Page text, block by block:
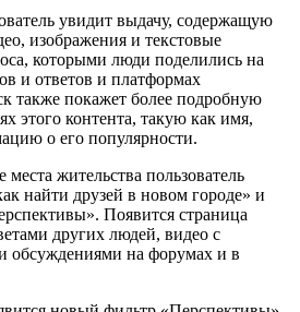
увидит выдачу, содержащую
изображения и текстовые
которыми люди поделились на
и ответов и платформах
также покажет более подробную
этого контента, такую как имя,
о его популярности.
жительства пользователь
найти друзей в новом городе» и
Появится страница
других людей, видео с
обсуждениями на форумах и в